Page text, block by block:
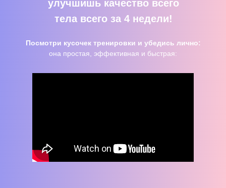
улучшишь качество всего
тела всего за 4 недели!
Посмотри кусочек тренировки и убедись лично:
она простая, эффективная и быстрая: